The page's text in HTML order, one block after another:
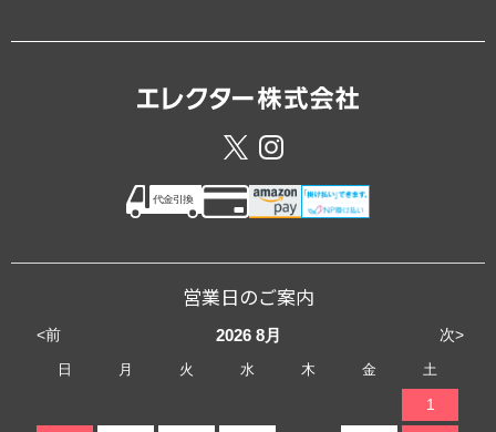
営業日のご案内
<前 次>
2026 8月
日 月 火 水 木 金 土
1